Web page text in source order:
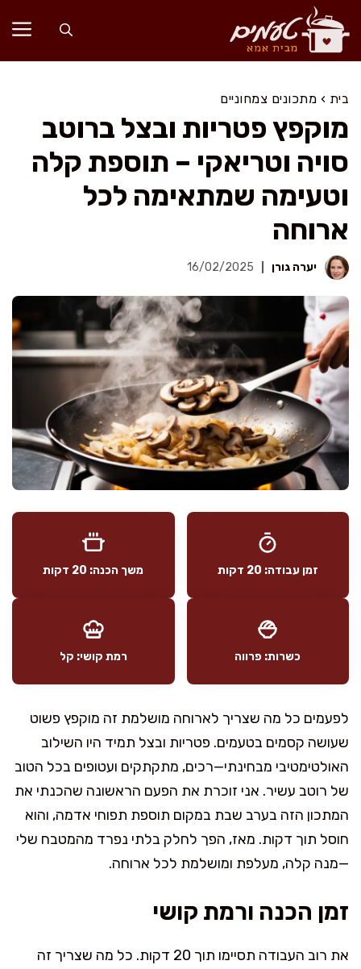
לדלג
לתוכן
בית › מתכונים צמחוניים
מוקפץ פטריות ובצל ברוטב
סויה וטריאקי – תוספת קלה
וטעימה שמתאימה לכל
ארוחה
יערה גורן 16/02/2025
זמן עבודה: 20 דקות משך הכנה: 20 דקות
כשרות: פרווה רמת קושי: קל
לפעמים כל מה שצריך לארוחה מושלמת זה מוקפץ פשוט
שעושה קסמים בטעמים. פטריות ובצל תמיד היו השילוב
האולטימטיבי מבחינתי—רכים, מתקתקים ועטופים בכל הטוב
של רוטב עשיר. אני זוכרת את הפעם הראשונה שהכנתי את
המתכון הזה בערב שבת במקום תוספת תפוחי אדמה, והוא
חוסל תוך דקות. מאז, הפך לחלק בלתי נפרד מהמטבח שלי
—מנה קלה, מעלפת ומושלמת לכל ארוחה.
זמן הכנה ורמת קושי
את רוב העבודה תסיימו תוך 20 דקות. כל מה שצריך זה